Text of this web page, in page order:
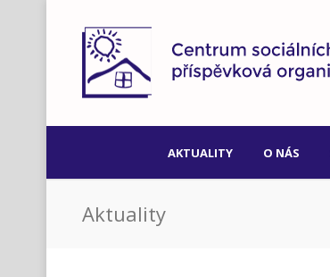
AKTUALITY O NÁS
Aktuality